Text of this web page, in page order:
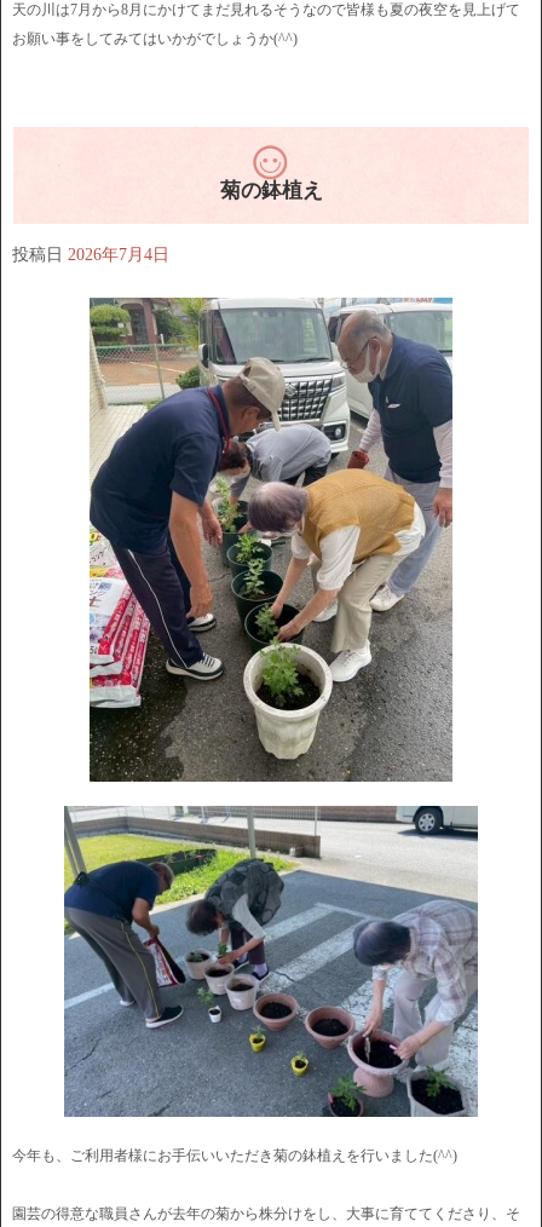
天の川は7月から8月にかけてまだ見れるそうなので皆様も夏の夜空を見上げて
お願い事をしてみてはいかがでしょうか(^^)
菊の鉢植え
投稿日 2026年7月4日
今年も、ご利用者様にお手伝いいただき菊の鉢植えを行いました(^^)
園芸の得意な職員さんが去年の菊から株分けをし、大事に育ててくださり、そ